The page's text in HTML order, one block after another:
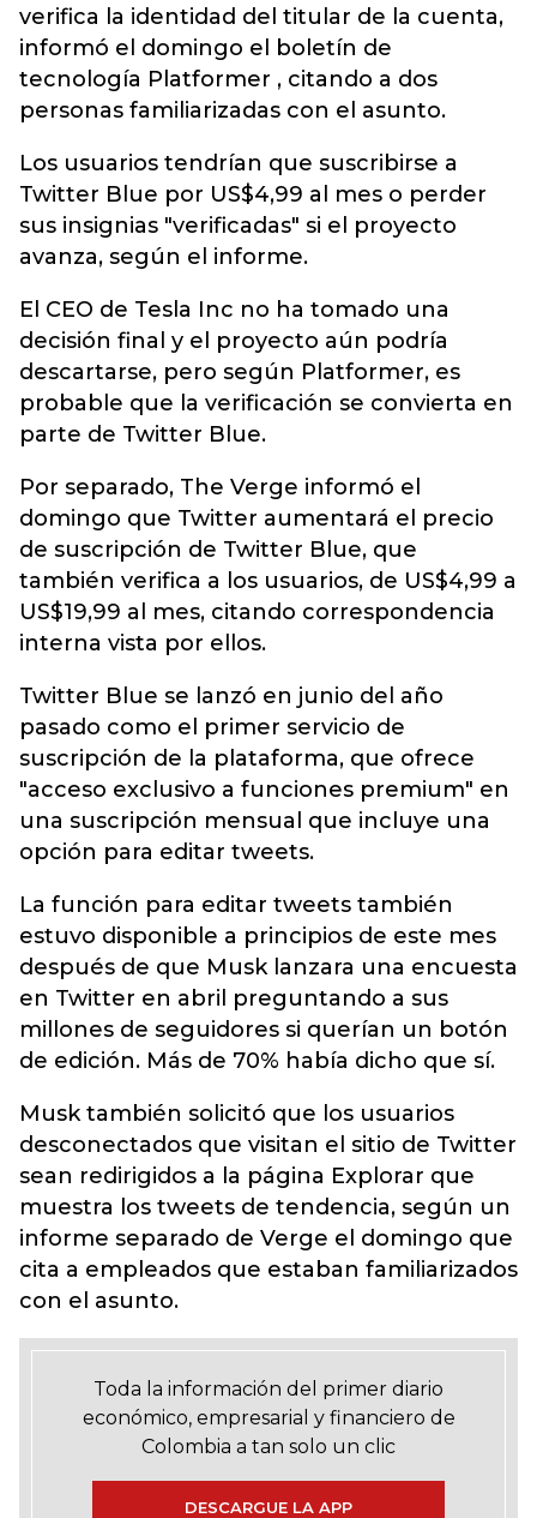
verifica la identidad del titular de la cuenta,
informó el domingo el boletín de
tecnología Platformer , citando a dos
personas familiarizadas con el asunto.
Los usuarios tendrían que suscribirse a
Twitter Blue por US$4,99 al mes o perder
sus insignias "verificadas" si el proyecto
avanza, según el informe.
El CEO de Tesla Inc no ha tomado una
decisión final y el proyecto aún podría
descartarse, pero según Platformer, es
probable que la verificación se convierta en
parte de Twitter Blue.
Por separado, The Verge informó el
domingo que Twitter aumentará el precio
de suscripción de Twitter Blue, que
también verifica a los usuarios, de US$4,99 a
US$19,99 al mes, citando correspondencia
interna vista por ellos.
Twitter Blue se lanzó en junio del año
pasado como el primer servicio de
suscripción de la plataforma, que ofrece
"acceso exclusivo a funciones premium" en
una suscripción mensual que incluye una
opción para editar tweets.
La función para editar tweets también
estuvo disponible a principios de este mes
después de que Musk lanzara una encuesta
en Twitter en abril preguntando a sus
millones de seguidores si querían un botón
de edición. Más de 70% había dicho que sí.
Musk también solicitó que los usuarios
desconectados que visitan el sitio de Twitter
sean redirigidos a la página Explorar que
muestra los tweets de tendencia, según un
informe separado de Verge el domingo que
cita a empleados que estaban familiarizados
con el asunto.
Toda la información del primer diario
económico, empresarial y financiero de
Colombia a tan solo un clic
DESCARGUE LA APP